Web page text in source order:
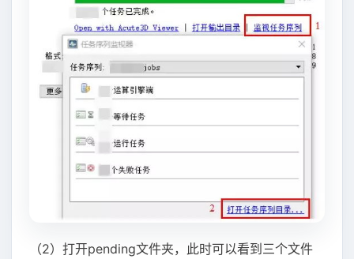
（2）打开pending文件夹，此时可以看到三个文件